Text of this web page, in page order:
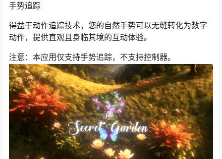
手势追踪
得益于动作追踪技术，您的自然手势可以无缝转化为数字
动作，提供直观且身临其境的互动体验。
注意：本应用仅支持手势追踪，不支持控制器。